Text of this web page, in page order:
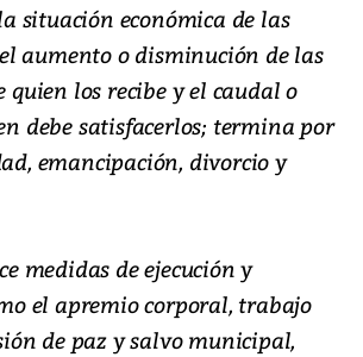
situación económica de las
aumento o disminución de las
quien los recibe y el caudal o
debe satisfacerlos; termina por
emancipación, divorcio y
medidas de ejecución y
el apremio corporal, trabajo
de paz y salvo municipal,